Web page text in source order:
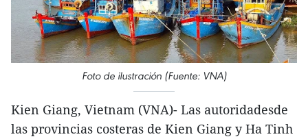
Foto de ilustración (Fuente: VNA)
Kien Giang, Vietnam (VNA)- Las autoridadesde
las provincias costeras de Kien Giang y Ha Tinh